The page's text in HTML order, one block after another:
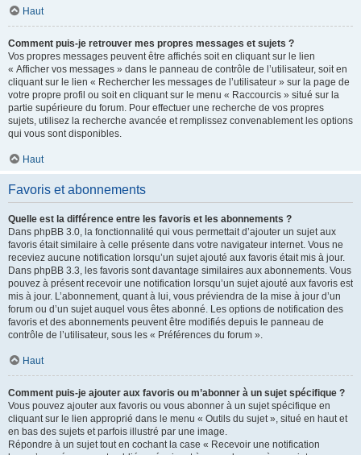
Haut
Comment puis-je retrouver mes propres messages et sujets ?
Vos propres messages peuvent être affichés soit en cliquant sur le lien
« Afficher vos messages » dans le panneau de contrôle de l’utilisateur, soit en
cliquant sur le lien « Rechercher les messages de l’utilisateur » sur la page de
votre propre profil ou soit en cliquant sur le menu « Raccourcis » situé sur la
partie supérieure du forum. Pour effectuer une recherche de vos propres
sujets, utilisez la recherche avancée et remplissez convenablement les options
qui vous sont disponibles.
Haut
Favoris et abonnements
Quelle est la différence entre les favoris et les abonnements ?
Dans phpBB 3.0, la fonctionnalité qui vous permettait d’ajouter un sujet aux
favoris était similaire à celle présente dans votre navigateur internet. Vous ne
receviez aucune notification lorsqu’un sujet ajouté aux favoris était mis à jour.
Dans phpBB 3.3, les favoris sont davantage similaires aux abonnements. Vous
pouvez à présent recevoir une notification lorsqu’un sujet ajouté aux favoris est
mis à jour. L’abonnement, quant à lui, vous préviendra de la mise à jour d’un
forum ou d’un sujet auquel vous êtes abonné. Les options de notification des
favoris et des abonnements peuvent être modifiés depuis le panneau de
contrôle de l’utilisateur, sous les « Préférences du forum ».
Haut
Comment puis-je ajouter aux favoris ou m’abonner à un sujet spécifique ?
Vous pouvez ajouter aux favoris ou vous abonner à un sujet spécifique en
cliquant sur le lien approprié dans le menu « Outils du sujet », situé en haut et
en bas des sujets et parfois illustré par une image.
Répondre à un sujet tout en cochant la case « Recevoir une notification